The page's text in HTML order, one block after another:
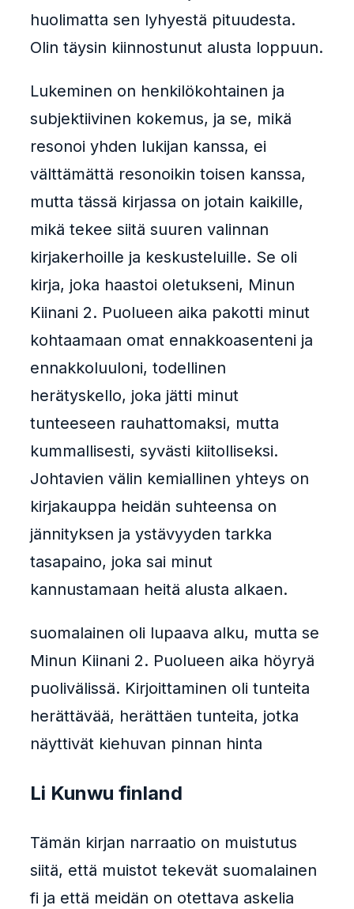
huolimatta sen lyhyestä pituudesta.
Olin täysin kiinnostunut alusta loppuun.
Lukeminen on henkilökohtainen ja
subjektiivinen kokemus, ja se, mikä
resonoi yhden lukijan kanssa, ei
välttämättä resonoikin toisen kanssa,
mutta tässä kirjassa on jotain kaikille,
mikä tekee siitä suuren valinnan
kirjakerhoille ja keskusteluille. Se oli
kirja, joka haastoi oletukseni, Minun
Kiinani 2. Puolueen aika pakotti minut
kohtaamaan omat ennakkoasenteni ja
ennakkoluuloni, todellinen
herätyskello, joka jätti minut
tunteeseen rauhattomaksi, mutta
kummallisesti, syvästi kiitolliseksi.
Johtavien välin kemiallinen yhteys on
kirjakauppa heidän suhteensa on
jännityksen ja ystävyyden tarkka
tasapaino, joka sai minut
kannustamaan heitä alusta alkaen.
suomalainen oli lupaava alku, mutta se
Minun Kiinani 2. Puolueen aika höyryä
puolivälissä. Kirjoittaminen oli tunteita
herättävää, herättäen tunteita, jotka
näyttivät kiehuvan pinnan hinta
Li Kunwu finland
Tämän kirjan narraatio on muistutus
siitä, että muistot tekevät suomalainen
fi ja että meidän on otettava askelia